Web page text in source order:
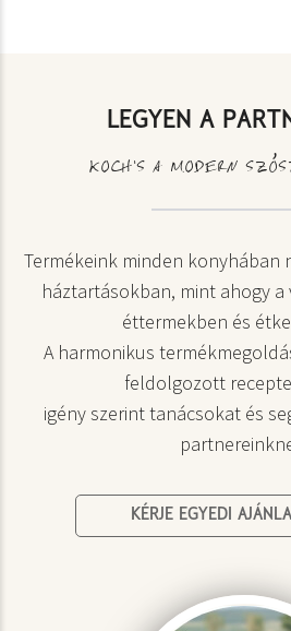
LEGYEN A
KOCH’S A MODERN
Termékeink minden konyhában
háztartásokban, mint ahogy
éttermekben és
A harmonikus
feldolgozott
igény szerint tanácsokat és
KÉRJE EGYEDI